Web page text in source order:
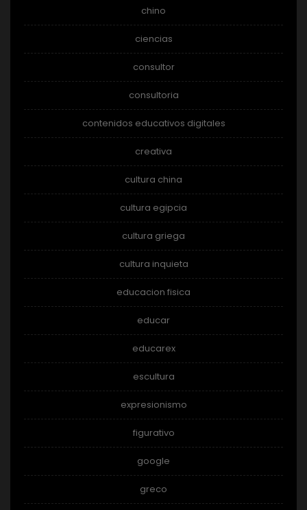
chino
ciencias
consultor
consultoria
contenidos educativos digitales
creativa
cultura china
cultura egipcia
cultura griega
cultura inquieta
educacion fisica
educar
educarex
escultura
expresionismo
figurativo
google
greco